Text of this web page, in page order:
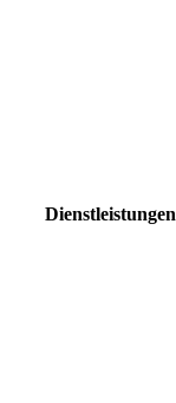
Dienstleistungen